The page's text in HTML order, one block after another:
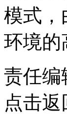
模式，
环境的
责任编
点击返